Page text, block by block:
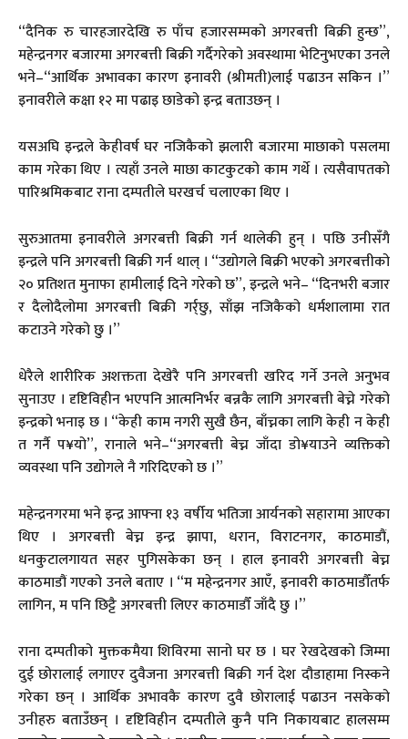
“दैनिक रु चारहजारदेखि रु पाँच हजारसम्मको अगरबत्ती बिक्री हुन्छ”,
महेन्द्रनगर बजारमा अगरबत्ती बिक्री गर्दैगरेको अवस्थामा भेटिनुभएका उनले
भने–“आर्थिक अभावका कारण इनावरी (श्रीमती)लाई पढाउन सकिन ।”
इनावरीले कक्षा १२ मा पढाइ छाडेको इन्द्र बताउछन् ।
यसअघि इन्द्रले केहीवर्ष घर नजिकैको झलारी बजारमा माछाको पसलमा
काम गरेका थिए । त्यहाँ उनले माछा काटकुटको काम गर्थे । त्यसैवापतको
पारिश्रमिकबाट राना दम्पतीले घरखर्च चलाएका थिए ।
सुरुआतमा इनावरीले अगरबत्ती बिक्री गर्न थालेकी हुन् । पछि उनीसँगै
इन्द्रले पनि अगरबत्ती बिक्री गर्न थाल् । “उद्योगले बिक्री भएको अगरबत्तीको
२० प्रतिशत मुनाफा हामीलाई दिने गरेको छ”, इन्द्रले भने– “दिनभरी बजार
र दैलोदैलोमा अगरबत्ती बिक्री गर्र्छु, साँझ नजिकैको धर्मशालामा रात
कटाउने गरेको छु ।”
धेरैले शारीरिक अशक्तता देखेरै पनि अगरबत्ती खरिद गर्ने उनले अनुभव
सुनाउए । दृष्टिविहीन भएपनि आत्मनिर्भर बन्नकै लागि अगरबत्ती बेच्ने गरेको
इन्द्रको भनाइ छ । “केही काम नगरी सुखै छैन, बाँच्नका लागि केही न केही
त गर्नै प¥यो”, रानाले भने–“अगरबत्ती बेच्न जाँदा डो¥याउने व्यक्तिको
व्यवस्था पनि उद्योगले नै गरिदिएको छ ।”
महेन्द्रनगरमा भने इन्द्र आफ्ना १३ वर्षीय भतिजा आर्यनको सहारामा आएका
थिए । अगरबत्ती बेच्न इन्द्र झापा, धरान, विराटनगर, काठमाडौं,
धनकुटालगायत सहर पुगिसकेका छन् । हाल इनावरी अगरबत्ती बेच्न
काठमाडौं गएको उनले बताए । “म महेन्द्रनगर आएँ, इनावरी काठमाडौँतर्फ
लागिन, म पनि छिट्टै अगरबत्ती लिएर काठमाडौँ जाँदै छु ।”
राना दम्पतीको मुक्तकमैया शिविरमा सानो घर छ । घर रेखदेखको जिम्मा
दुई छोरालाई लगाएर दुवैजना अगरबत्ती बिक्री गर्न देश दौडाहामा निस्कने
गरेका छन् । आर्थिक अभावकै कारण दुवै छोरालाई पढाउन नसकेको
उनीहरु बताउँछन् । दृष्टिविहीन दम्पतीले कुनै पनि निकायबाट हालसम्म